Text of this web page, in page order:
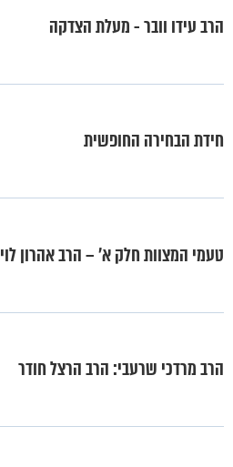
הרב עידו וובר - מעלת הצדקה
חידת הבחירה החופשית
טעמי המצוות חלק א’ – הרב אהרון לוי
הרב מרדכי שרעבי: הרב הרצל חודר